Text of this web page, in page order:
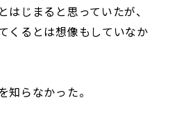
じまると思っていたが、
くるとは想像もしていなか
知らなかった。